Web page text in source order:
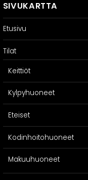
Suunnittelijoille
Projektimyynti
SIVUKARTTA
Etusivu
Tilat
Keittiöt
Kylpyhuoneet
Eteiset
Kodinhoitohuoneet
Makuuhuoneet